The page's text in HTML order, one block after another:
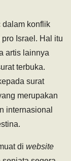
dalam konflik
Israel. Hal itu
artis lainnya
terbuka.
surat
merupakan
internasional
di website